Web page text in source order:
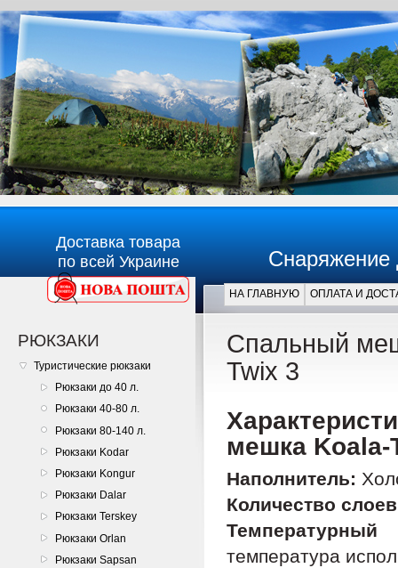
Доставка товара
по всей Украине
Снаряжение
НА ГЛАВНУЮ ОПЛАТА И
РЮКЗАКИ
Туристические рюкзаки
Рюкзаки до 40 л.
Рюкзаки 40-80 л.
Рюкзаки 80-140 л.
Рюкзаки Kodar
Рюкзаки Kongur
Рюкзаки Dalar
Рюкзаки Terskey
Рюкзаки Orlan
Рюкзаки Sapsan
Главная
Спальный
Twix 3
мешка Koala-
Наполнитель:
Количество
Температурный
температура